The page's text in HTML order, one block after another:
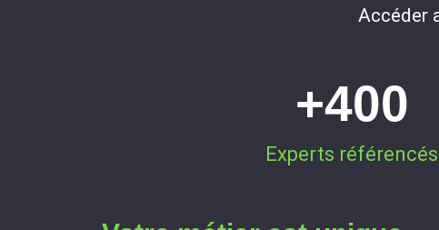
Accéder
Experts référencés​
+400